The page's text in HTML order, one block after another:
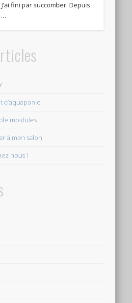
fini par succomber. Depuis
…
d’aquaponie
moidules
à mon salon
nous !